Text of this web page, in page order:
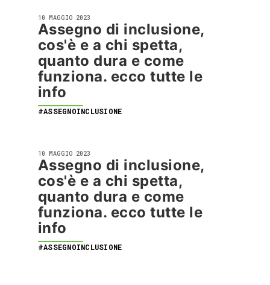
10 MAGGIO 2023
Assegno di inclusione,
cos'è e a chi spetta,
quanto dura e come
funziona. ecco tutte le
info
#ASSEGNOINCLUSIONE
10 MAGGIO 2023
Assegno di inclusione,
cos'è e a chi spetta,
quanto dura e come
funziona. ecco tutte le
info
#ASSEGNOINCLUSIONE